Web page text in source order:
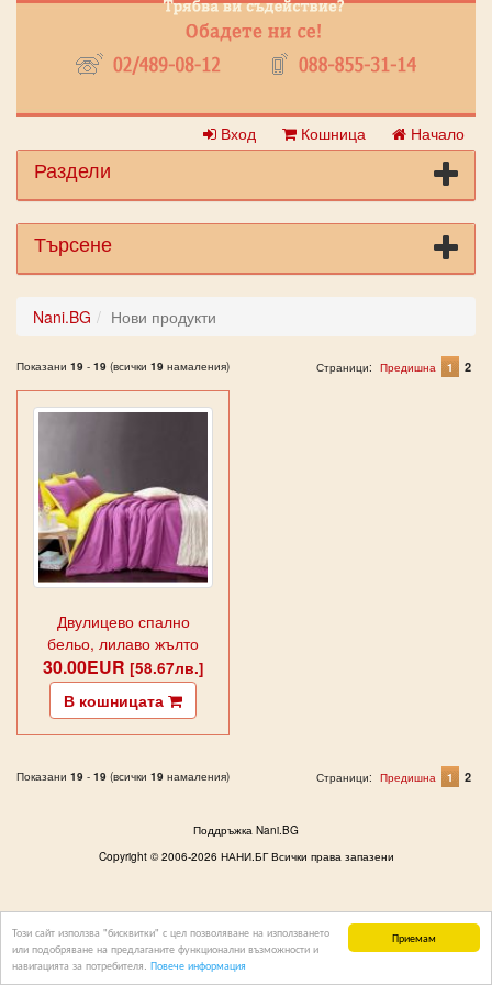
Приемам
Този сайт използва "бисквитки" с цел позволяване на използването
или подобряване на предлаганите функционални възможности и
навигацията за потребителя. Повече информация
Вход Кошница Начало
Раздели
Търсене
Nani.BG Нови продукти
Показани 19 - 19 (всички 19 намаления) Страници: Предишна 1 2
Двулицево спално
бельо, лилаво жълто
30.00EUR [58.67лв.]
В кошницата
Показани 19 - 19 (всички 19 намаления) Страници: Предишна 1 2
Поддръжка Nani.BG
Copyright © 2006-2026 НАНИ.БГ Всички права запазени